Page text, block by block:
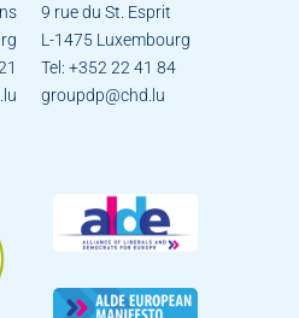
9 rue du St. Esprit
L-1475 Luxembourg
Tel: +352 22 41 84
groupdp@chd.lu